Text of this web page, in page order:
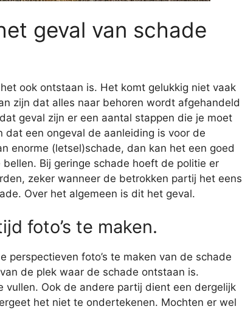
geval van schade
ook ontstaan is. Het komt gelukkig niet vaak
zijn dat alles naar behoren wordt afgehandeld
geval zijn er een aantal stappen die je moet
een ongeval de aanleiding is voor de
enorme (letsel)schade, dan kan het een goed
Bij geringe schade hoeft de politie er
zeker wanneer de betrokken partij het eens
Over het algemeen is dit het geval.
foto’s te maken.
perspectieven foto’s te maken van de schade
de plek waar de schade ontstaan is.
vullen. Ook de andere partij dient een dergelijk
het niet te ondertekenen. Mochten er wel